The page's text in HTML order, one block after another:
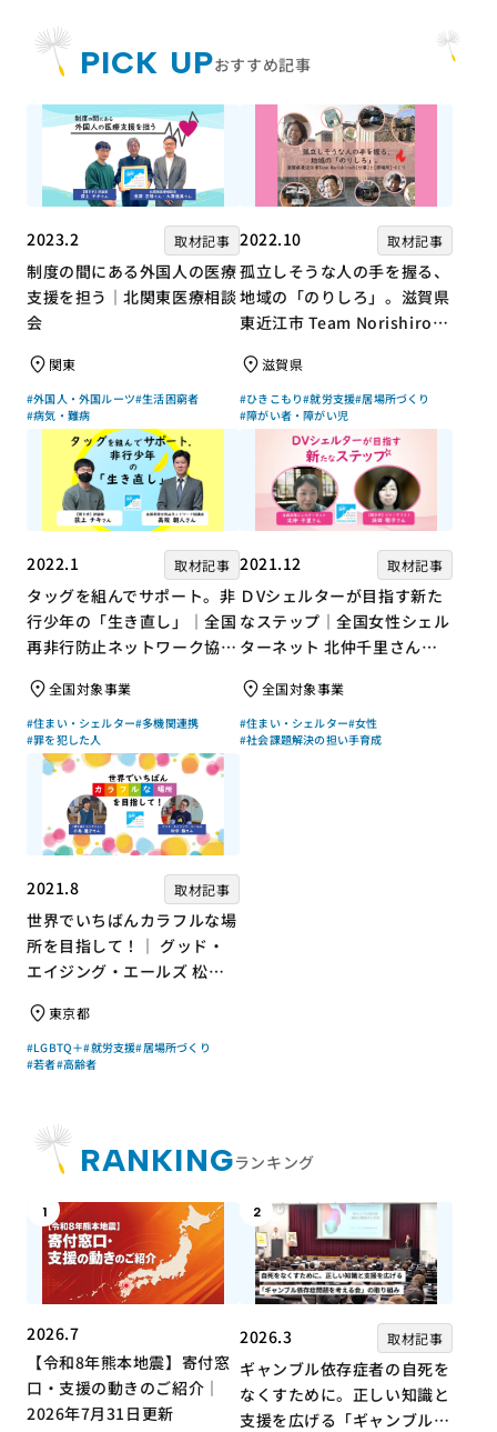
PICK UPおすすめ記事
2023.2 取材記事
制度の間にある外国人の医療
支援を担う｜北関東医療相談
会
関東
#外国人・外国ルーツ#生活困窮者
#病気・難病
2022.10 取材記事
孤立しそうな人の手を握る、
地域の「のりしろ」。滋賀県
東近江市 Team Norishiroの
滋賀県
#ひきこもり#就労支援#居場所づくり
#障がい者・障がい児
2022.1 取材記事
タッグを組んでサポート。非
行少年の「生き直し」｜全国
再非行防止ネットワーク協議
上チキさん【聞き手】
全国対象事業
#住まい・シェルター#多機関連携
#罪を犯した人
2021.12 取材記事
ＤVシェルターが目指す新た
なステップ｜全国女性シェル
ターネット 北仲千里さん×
ん【聞き手】
全国対象事業
#住まい・シェルター#女性
#社会課題解決の担い手育成
2021.8 取材記事
世界でいちばんカラフルな場
所を目指して！｜ グッド・
エイジング・エールズ 松中
慶子さん【聞き手】
東京都
#LGBTQ＋#就労支援#居場所づくり
#若者#高齢者
RANKINGランキング
1
2026.7
【令和8年熊本地震】寄付窓
口・支援の動きのご紹介｜
2026年7月31日更新
2
2026.3 取材記事
ギャンブル依存症者の自死を
なくすために。正しい知識と
支援を広げる「ギャンブル依